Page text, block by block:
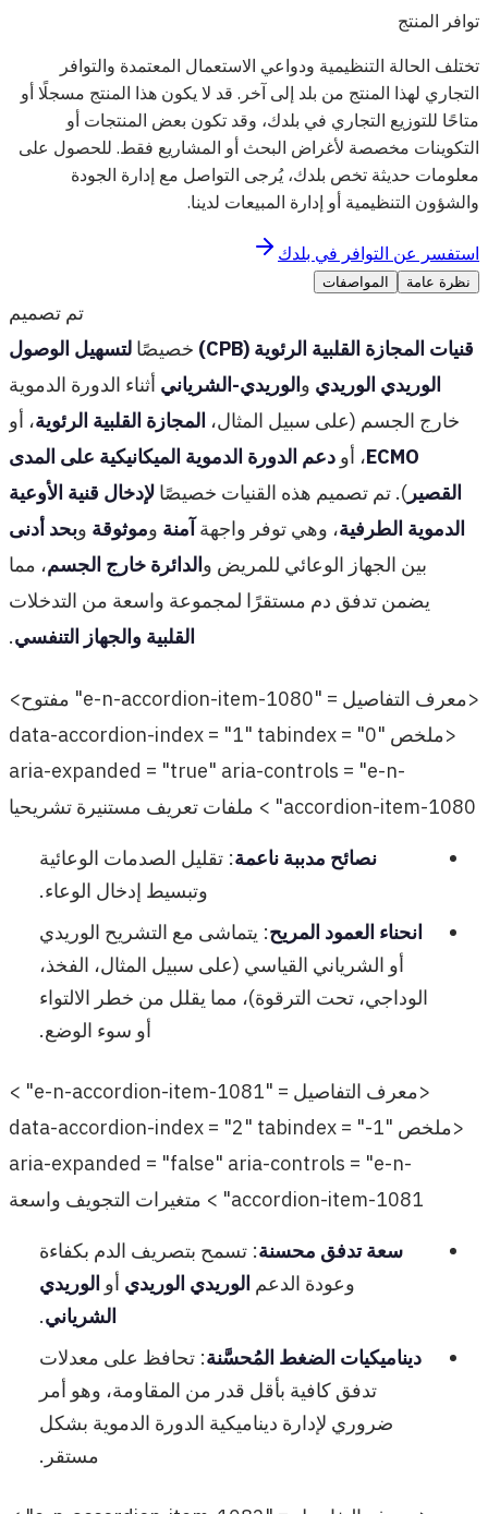
توافر المنتج
تختلف الحالة التنظيمية ودواعي الاستعمال المعتمدة والتوافر
التجاري لهذا المنتج من بلد إلى آخر. قد لا يكون هذا المنتج مسجلًا أو
متاحًا للتوزيع التجاري في بلدك، وقد تكون بعض المنتجات أو
التكوينات مخصصة لأغراض البحث أو المشاريع فقط. للحصول على
معلومات حديثة تخص بلدك، يُرجى التواصل مع إدارة الجودة
والشؤون التنظيمية أو إدارة المبيعات لدينا.
استفسر عن التوافر في بلدك
نظرة عامة المواصفات
تم تصميم
قنيات المجازة القلبية الرئوية (CPB)
خصيصًا لتسهيل الوصول
الوريدي الوريدي والوريدي-الشرياني أثناء الدورة الدموية
خارج الجسم (على سبيل المثال، المجازة القلبية الرئوية، أو
ECMO، أو دعم الدورة الدموية الميكانيكية على المدى
القصير ). تم تصميم هذه القنيات خصيصًا لإدخال قنية الأوعية
الدموية الطرفية، وهي توفر واجهة آمنة وموثوقة وبحد أدنى
بين الجهاز الوعائي للمريض والدائرة خارج الجسم، مما
يضمن تدفق دم مستقرًا لمجموعة واسعة من التدخلات
القلبية والجهاز التنفسي.
<معرف التفاصيل = "e-n-accordion-item-1080" مفتوح>
<ملخص data-accordion-index = "1" tabindex = "0"
aria-expanded = "true" aria-controls = "e-n-
accordion-item-1080" > ملفات تعريف مستنيرة تشريحيا
نصائح مدببة ناعمة: تقليل الصدمات الوعائية
وتبسيط إدخال الوعاء.
انحناء العمود المريح: يتماشى مع التشريح الوريدي
أو الشرياني القياسي (على سبيل المثال، الفخذ،
الوداجي، تحت الترقوة)، مما يقلل من خطر الالتواء
أو سوء الوضع.
<معرف التفاصيل = "e-n-accordion-item-1081" >
<ملخص data-accordion-index = "2" tabindex = "-1"
aria-expanded = "false" aria-controls = "e-n-
accordion-item-1081" > متغيرات التجويف واسعة
سعة تدفق محسنة: تسمح بتصريف الدم بكفاءة
وعودة الدعم الوريدي الوريدي أو الوريدي
الشرياني.
ديناميكيات الضغط المُحسَّنة: تحافظ على معدلات
تدفق كافية بأقل قدر من المقاومة، وهو أمر
ضروري لإدارة ديناميكية الدورة الدموية بشكل
مستقر.